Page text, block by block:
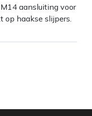
aansluiting voor
op haakse slijpers.